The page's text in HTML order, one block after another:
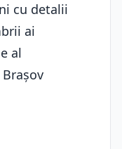
cu detalii
ai
al